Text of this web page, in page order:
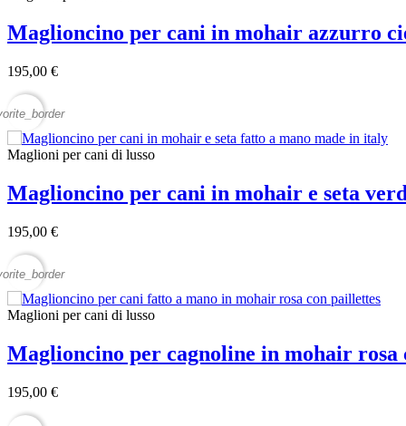
Maglioncino per cani in mohair azzurro
195,00 €
Maglioni per cani di lusso
Maglioncino per cani in mohair e seta
195,00 €
Maglioni per cani di lusso
Maglioncino per cagnoline in mohair
195,00 €